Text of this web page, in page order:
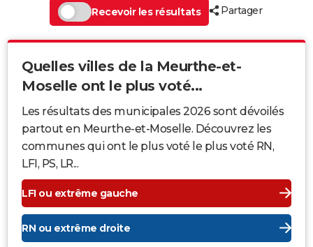
Recevoir les résultats
Partager
Quelles villes de la Meurthe-et-
Moselle ont le plus voté...
Les résultats des municipales 2026 sont dévoilés
partout en Meurthe-et-Moselle. Découvrez les
communes qui ont le plus voté le plus voté RN,
LFI, PS, LR...
LFI ou extrême gauche
RN ou extrême droite